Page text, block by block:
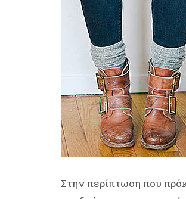
Στην περίπτωση που